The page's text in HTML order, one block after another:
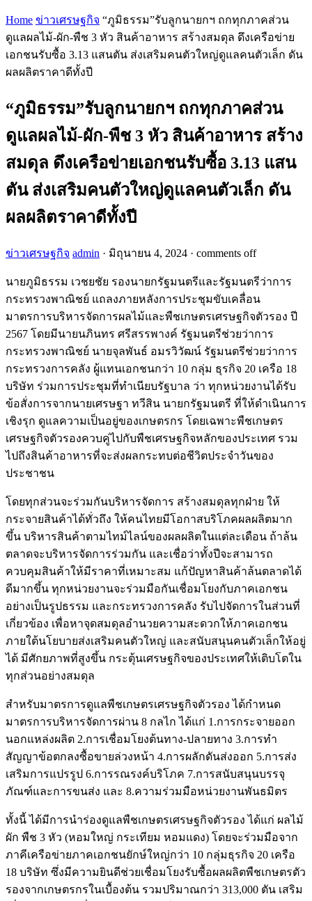
Home ข่าวเศรษฐกิจ “ภูมิธรรม”รับลูกนายกฯ ถกทุกภาคส่วน
ดูแลผลไม้-ผัก-พืช 3 หัว สินค้าอาหาร สร้างสมดุล ดึงเครือข่าย
เอกชนรับซื้อ 3.13 แสนตัน ส่งเสริมคนตัวใหญ่ดูแลคนตัวเล็ก ดัน
ผลผลิตราคาดีทั้งปี
“ภูมิธรรม”รับลูกนายกฯ ถกทุกภาคส่วน
ดูแลผลไม้-ผัก-พืช 3 หัว สินค้าอาหาร สร้าง
สมดุล ดึงเครือข่ายเอกชนรับซื้อ 3.13 แสน
ตัน ส่งเสริมคนตัวใหญ่ดูแลคนตัวเล็ก ดัน
ผลผลิตราคาดีทั้งปี
ข่าวเศรษฐกิจ admin · มิถุนายน 4, 2024 · comments off
นายภูมิธรรม เวชยชัย รองนายกรัฐมนตรีและรัฐมนตรีว่าการ
กระทรวงพาณิชย์ แถลงภายหลังการประชุมขับเคลื่อน
มาตรการบริหารจัดการผลไม้และพืชเกษตรเศรษฐกิจตัวรอง ปี
2567 โดยมีนายนภินทร ศรีสรรพางค์ รัฐมนตรีช่วยว่าการ
กระทรวงพาณิชย์ นายจุลพันธ์ อมรวิวัฒน์ รัฐมนตรีช่วยว่าการ
กระทรวงการคลัง ผู้แทนเอกชนกว่า 10 กลุ่ม ธุรกิจ 20 เครือ 18
บริษัท ร่วมการประชุมที่ทำเนียบรัฐบาล ว่า ทุกหน่วยงานได้รับ
ข้อสั่งการจากนายเศรษฐา ทวีสิน นายกรัฐมนตรี ที่ให้ดำเนินการ
เชิงรุก ดูแลความเป็นอยู่ของเกษตรกร โดยเฉพาะพืชเกษตร
เศรษฐกิจตัวรองควบคู่ไปกับพืชเศรษฐกิจหลักของประเทศ รวม
ไปถึงสินค้าอาหารที่จะส่งผลกระทบต่อชีวิตประจำวันของ
ประชาชน
โดยทุกส่วนจะร่วมกันบริหารจัดการ สร้างสมดุลทุกฝ่าย ให้
กระจายสินค้าได้ทั่วถึง ให้คนไทยมีโอกาสบริโภคผลผลิตมาก
ขึ้น บริหารสินค้าตามไทม์ไลน์ของผลผลิตในแต่ละเดือน ถ้าล้น
ตลาดจะบริหารจัดการร่วมกัน และเชื่อว่าทั้งปีจะสามารถ
ควบคุมสินค้าให้มีราคาที่เหมาะสม แก้ปัญหาสินค้าล้นตลาดได้
ดีมากขึ้น ทุกหน่วยงานจะร่วมมือกันเชื่อมโยงกับภาคเอกชน
อย่างเป็นรูปธรรม และกระทรวงการคลัง รับไปจัดการในส่วนที่
เกี่ยวข้อง เพื่อหาจุดสมดุลอำนวยความสะดวกให้ภาคเอกชน
ภายใต้นโยบายส่งเสริมคนตัวใหญ่ และสนับสนุนคนตัวเล็กให้อยู่
ได้ มีศักยภาพที่สูงขึ้น กระตุ้นเศรษฐกิจของประเทศให้เติบโตใน
ทุกส่วนอย่างสมดุล
สำหรับมาตรการดูแลพืชเกษตรเศรษฐกิจตัวรอง ได้กำหนด
มาตรการบริหารจัดการผ่าน 8 กลไก ได้แก่ 1.การกระจายออก
นอกแหล่งผลิต 2.การเชื่อมโยงต้นทาง-ปลายทาง 3.การทำ
สัญญาข้อตกลงซื้อขายล่วงหน้า 4.การผลักดันส่งออก 5.การส่ง
เสริมการแปรรูป 6.การรณรงค์บริโภค 7.การสนับสนุนบรรจุ
ภัณฑ์และการขนส่ง และ 8.ความร่วมมือหน่วยงานพันธมิตร
ทั้งนี้ ได้มีการนำร่องดูแลพืชเกษตรเศรษฐกิจตัวรอง ได้แก่ ผลไม้
ผัก พืช 3 หัว (หอมใหญ่ กระเทียม หอมแดง) โดยจะร่วมมือจาก
ภาคีเครือข่ายภาคเอกชนยักษ์ใหญ่กว่า 10 กลุ่มธุรกิจ 20 เครือ
18 บริษัท ซึ่งมีความยินดีช่วยเชื่อมโยงรับซื้อผลผลิตพืชเกษตรตัว
รองจากเกษตรกรในเบื้องต้น รวมปริมาณกว่า 313,000 ตัน เสริม